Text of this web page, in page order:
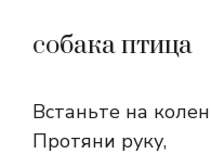
собака птица
Встаньте на
Протяни руку,